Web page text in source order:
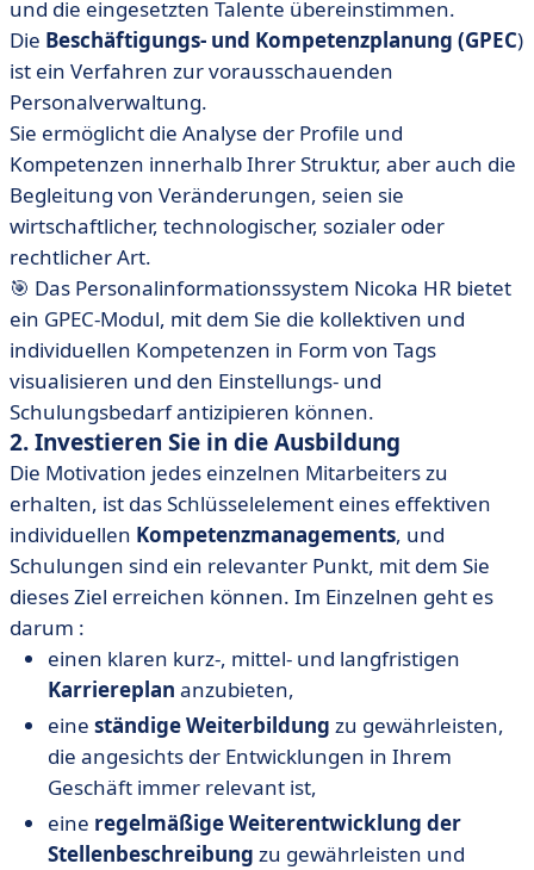
und die eingesetzten Talente übereinstimmen.
Die Beschäftigungs- und Kompetenzplanung (GPEC)
ist ein Verfahren zur vorausschauenden
Personalverwaltung.
Sie ermöglicht die Analyse der Profile und
Kompetenzen innerhalb Ihrer Struktur, aber auch die
Begleitung von Veränderungen, seien sie
wirtschaftlicher, technologischer, sozialer oder
rechtlicher Art.
🎯 Das Personalinformationssystem Nicoka HR bietet
ein GPEC-Modul, mit dem Sie die kollektiven und
individuellen Kompetenzen in Form von Tags
visualisieren und den Einstellungs- und
Schulungsbedarf antizipieren können.
2. Investieren Sie in die Ausbildung
Die Motivation jedes einzelnen Mitarbeiters zu
erhalten, ist das Schlüsselelement eines effektiven
individuellen Kompetenzmanagements, und
Schulungen sind ein relevanter Punkt, mit dem Sie
dieses Ziel erreichen können. Im Einzelnen geht es
darum :
einen klaren kurz-, mittel- und langfristigen
Karriereplan anzubieten,
eine ständige Weiterbildung zu gewährleisten,
die angesichts der Entwicklungen in Ihrem
Geschäft immer relevant ist,
eine regelmäßige Weiterentwicklung der
Stellenbeschreibung zu gewährleisten und